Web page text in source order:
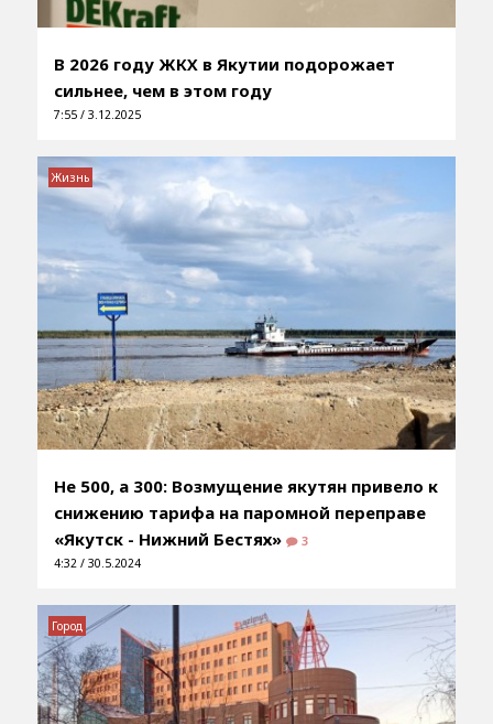
В 2026 году ЖКХ в Якутии подорожает
сильнее, чем в этом году
7:55 / 3.12.2025
Не 500, а 300: Возмущение якутян привело к
снижению тарифа на паромной переправе
«Якутск - Нижний Бестях»
3
4:32 / 30.5.2024
Жизнь
Город